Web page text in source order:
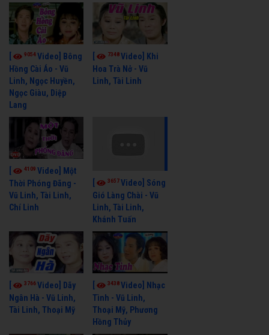
9054Video] Bông
Hồng Cài Áo - Vũ
Linh, Ngọc Huyền,
Ngọc Giàu, Diệp
Lang
7348Video] Khi
Hoa Trà Nở - Vũ
Linh, Tài Linh
4109 Video] Một
Thời Phóng Đãng -
Vũ Linh, Tài Linh,
Chí Linh
3657Video] Sóng
Gió Làng Chài - Vũ
Linh, Tài Linh,
Khánh Tuấn
3766Video] Dãy
Ngân Hà - Vũ Linh,
Tài Linh, Thoại Mỹ
3438Video] Nhạc
Tình - Vũ Linh,
Thoại Mỹ, Phương
Hồng Thủy